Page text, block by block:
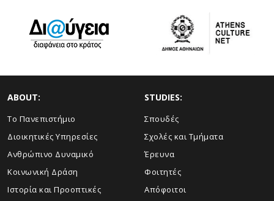
ABOUT:
Το Πανεπιστήμιο
Διοικητικές Υπηρεσίες
Ανθρώπινο Δυναμικό
Κοινωνική Δράση
Ιστορία και Προοπτικές
STUDIES:
Σπουδές
Σχολές και Τμήματα
Έρευνα
Φοιτητές
Απόφοιτοι